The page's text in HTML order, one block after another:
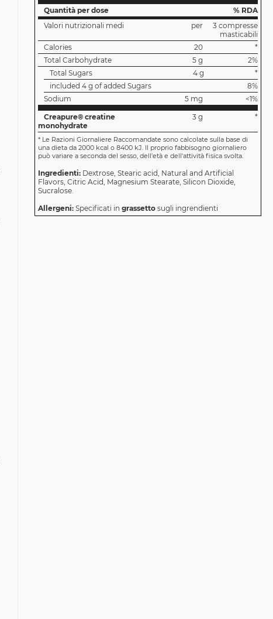
Quantità per dose
% RDA
Valori nutrizionali medi
per
3 compresse
masticabili
Calories
20
*
Total Carbohydrate
5 g
2%
Total Sugars
4 g
*
included 4 g of added Sugars
8%
Sodium
5 mg <1%
Creapure® creatine
monohydrate
3 g *
*Le Razioni Giornaliere Raccomandate sono calcolate sulla base di
una dieta da 2000 kcal o 8400 kJ. Il proprio fabbisogno giornaliero
può variare a seconda del sesso, dell'età e dell'attività fisica svolta.
Ingredienti: Dextrose, Stearic acid, Natural and Artificial
Flavors, Citric Acid, Magnesium Stearate, Silicon Dioxide,
Sucralose.
Allergeni: Specificati in grassettosugli ingrendienti